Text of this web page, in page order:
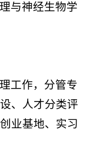
与神经生物学
工作，分管专
、人才分类评
业基地、实习